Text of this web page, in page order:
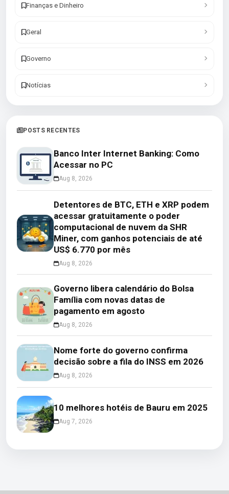
Finanças e Dinheiro
Geral
Governo
Notícias
POSTS RECENTES
Banco Inter Internet Banking: Como
Acessar no PC
Aug 8, 2026
Detentores de BTC, ETH e XRP podem
acessar gratuitamente o poder
computacional de nuvem da SHR
Miner, com ganhos potenciais de até
US$ 6.770 por mês
Aug 8, 2026
Governo libera calendário do Bolsa
Família com novas datas de
pagamento em agosto
Aug 8, 2026
Nome forte do governo confirma
decisão sobre a fila do INSS em 2026
Aug 8, 2026
10 melhores hotéis de Bauru em 2025
Aug 7, 2026